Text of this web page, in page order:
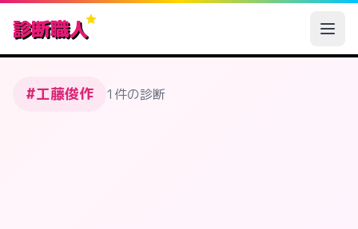
診断職人
#工藤俊作 1件の診断